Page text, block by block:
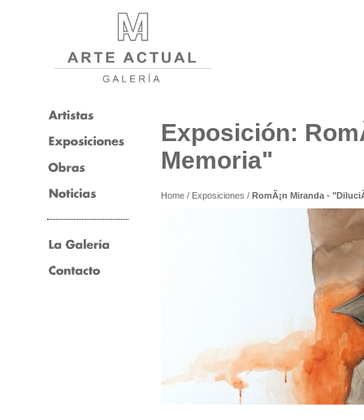
Exposición:
Memoria"
Home/ Exposiciones / RomÃ¡n Miranda -